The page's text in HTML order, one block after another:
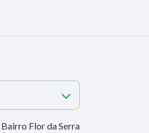
Flor da Serra